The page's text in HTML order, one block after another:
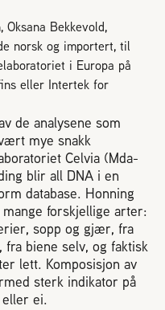
Bekkevold,
norsk og importert, til
i Europa på
eller Intertek for
de analysene som
mye snakk
Celvia (Mda-
blir all DNA i en
database. Honning
forskjellige arter:
sopp og gjær, fra
biene selv, og faktisk
lett. Komposisjon av
sterk indikator på
ei.